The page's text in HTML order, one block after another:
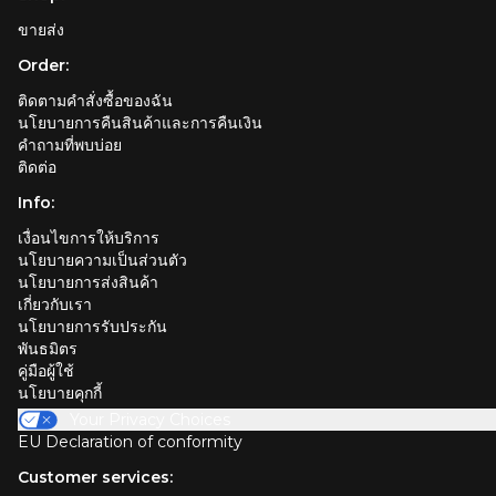
ขายส่ง
Order:
ติดตามคำสั่งซื้อของฉัน
นโยบายการคืนสินค้าและการคืนเงิน
คำถามที่พบบ่อย
ติดต่อ
Info:
เงื่อนไขการให้บริการ
นโยบายความเป็นส่วนตัว
นโยบายการส่งสินค้า
เกี่ยวกับเรา
นโยบายการรับประกัน
พันธมิตร
คู่มือผู้ใช้
นโยบายคุกกี้
EU Declaration of conformity
Customer services: